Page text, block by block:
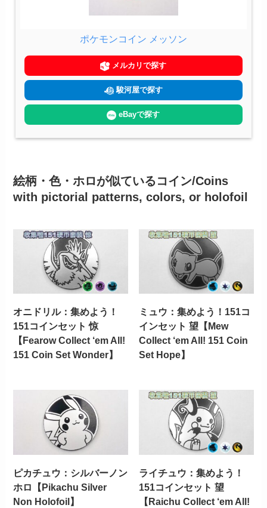
ポケモンコイン メッソン
メルカリで探す
駿河屋で探す
eBayで探す
絵柄・色・ホロが似ているコイン/Coins
with pictorial patterns, colors, or holofoil
オニドリル：集めよう！
151コインセット 惊
【Fearow Collect ‘em All!
151 Coin Set Wonder】
ミュウ：集めよう！151コ
インセット 望【Mew
Collect ‘em All! 151 Coin
Set Hope】
ピカチュウ：シルバーノン
ホロ【Pikachu Silver
Non Holofoil】
ライチュウ：集めよう！
151コインセット 望
【Raichu Collect ‘em All!